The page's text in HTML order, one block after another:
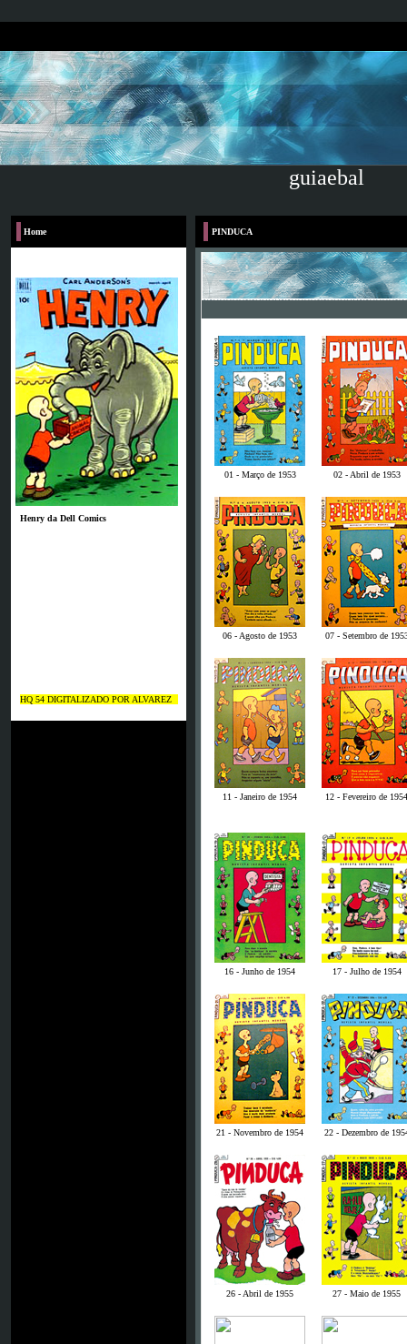
guiaebal
Home
Henry da Dell Comics
HQ 54 DIGITALIZADO POR ALVAREZ
PINDUCA
01 - Março de 1953 02 - Abril de 1953
06 - Agosto de 1953 07 - Setembro de
11 - Janeiro de 1954 12 - Fevereiro de 1954
16 - Junho de 1954 17 - Julho de 1954
21 - Novembro de 1954 22 - Dezembro de
26 - Abril de 1955 27 - Maio de 1955